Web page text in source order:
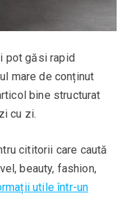
pot găsi rapid
mare de conținut
bine structurat
cu zi.
cititorii care caută
beauty, fashion,
utile într-un